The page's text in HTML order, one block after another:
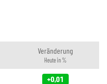
Veränderung
Heute in %
+0,01